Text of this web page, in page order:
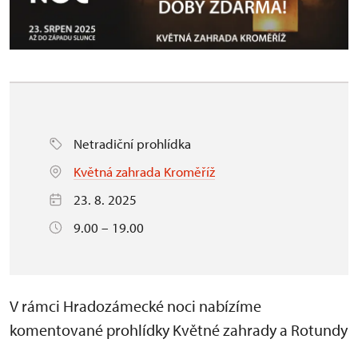
Netradiční prohlídka
Květná zahrada Kroměříž
23. 8. 2025
9.00 – 19.00
V rámci Hradozámecké noci nabízíme
komentované prohlídky Květné zahrady a Rotundy